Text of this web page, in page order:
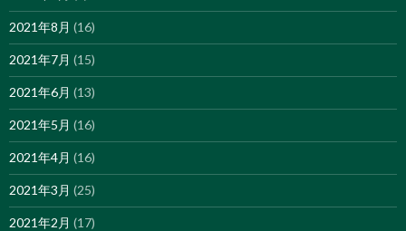
2021年8月 (16)
2021年7月 (15)
2021年6月 (13)
2021年5月 (16)
2021年4月 (16)
2021年3月 (25)
2021年2月 (17)